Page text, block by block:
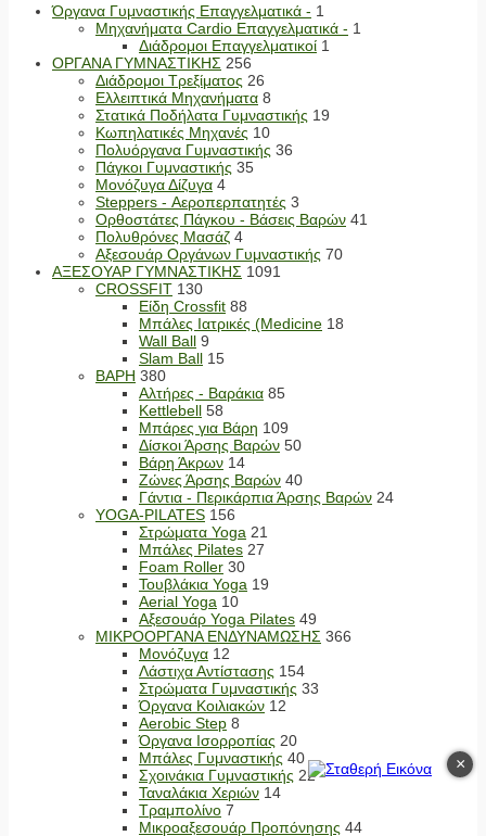
Όργανα Γυμναστικής Επαγγελματικά - 1
Μηχανήματα Cardio Επαγγελματικά - 1
Διάδρομοι Επαγγελματικοί 1
ΟΡΓΑΝΑ ΓΥΜΝΑΣΤΙΚΗΣ 256
Διάδρομοι Τρεξίματος 26
Ελλειπτικά Μηχανήματα 8
Στατικά Ποδήλατα Γυμναστικής 19
Κωπηλατικές Μηχανές 10
Πολυόργανα Γυμναστικής 36
Πάγκοι Γυμναστικής 35
Μονόζυγα Δίζυγα 4
Steppers - Αεροπερπατητές 3
Ορθοστάτες Πάγκου - Βάσεις Βαρών 41
Πολυθρόνες Μασάζ 4
Αξεσουάρ Οργάνων Γυμναστικής 70
ΑΞΕΣΟΥΑΡ ΓΥΜΝΑΣΤΙΚΗΣ 1091
CROSSFIT 130
Είδη Crossfit 88
Μπάλες Ιατρικές (Medicine 18
Wall Ball 9
Slam Ball 15
ΒΑΡΗ 380
Αλτήρες - Βαράκια 85
Kettlebell 58
Μπάρες για Βάρη 109
Δίσκοι Άρσης Βαρών 50
Βάρη Άκρων 14
Ζώνες Άρσης Βαρών 40
Γάντια - Περικάρπια Άρσης Βαρών 24
YOGA-PILATES 156
Στρώματα Yoga 21
Μπάλες Pilates 27
Foam Roller 30
Τουβλάκια Yoga 19
Aerial Yoga 10
Αξεσουάρ Yoga Pilates 49
ΜΙΚΡΟΟΡΓΑΝΑ ΕΝΔΥΝΑΜΩΣΗΣ 366
Μονόζυγα 12
Λάστιχα Αντίστασης 154
Στρώματα Γυμναστικής 33
Όργανα Κοιλιακών 12
Aerobic Step 8
Όργανα Ισορροπίας 20
Μπάλες Γυμναστικής 40
Σχοινάκια Γυμναστικής 22
Ταναλάκια Χεριών 14
Τραμπολίνο 7
Μικροαξεσουάρ Προπόνησης 44
×